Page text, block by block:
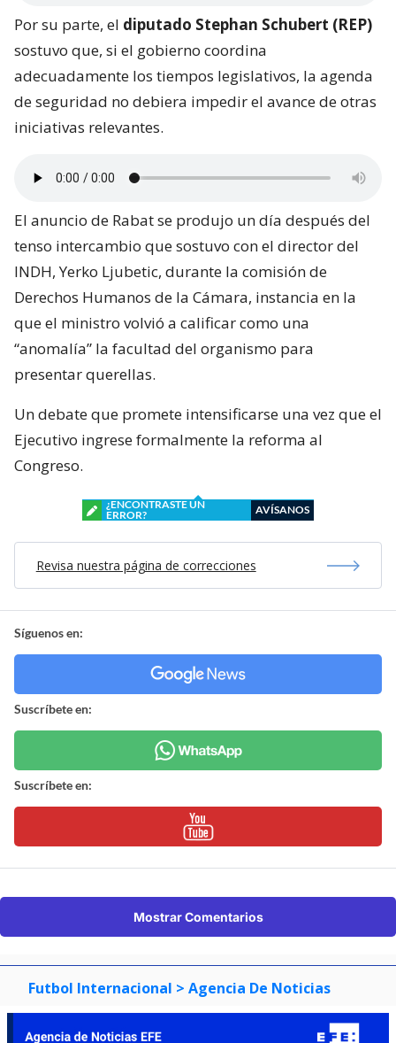
Por su parte, el diputado Stephan Schubert (REP)
sostuvo que, si el gobierno coordina
adecuadamente los tiempos legislativos, la agenda
de seguridad no debiera impedir el avance de otras
iniciativas relevantes.
El anuncio de Rabat se produjo un día después del
tenso intercambio que sostuvo con el director del
INDH, Yerko Ljubetic, durante la comisión de
Derechos Humanos de la Cámara, instancia en la
que el ministro volvió a calificar como una
“anomalía” la facultad del organismo para
presentar querellas.
Un debate que promete intensificarse una vez que el
Ejecutivo ingrese formalmente la reforma al
Congreso.
¿ENCONTRASTE UN
ERROR?
AVÍSANOS
Revisa nuestra página de correcciones
Síguenos en:
Suscríbete en:
Suscríbete en:
Mostrar Comentarios
Futbol Internacional > Agencia De Noticias